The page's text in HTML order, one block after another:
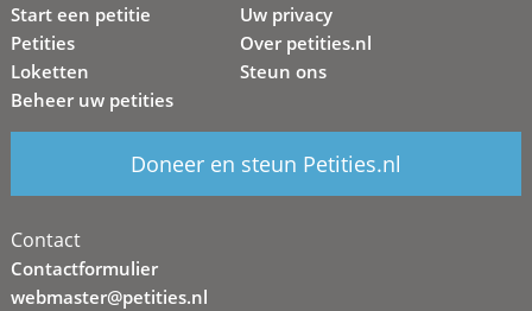
Start een petitie
Petities
Loketten
Beheer uw petities
Uw privacy
Over petities.nl
Steun ons
Doneer en steun Petities.nl
Contact
Contactformulier
webmaster@petities.nl